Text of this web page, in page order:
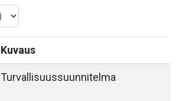
Kuvaus
Turvallisuussuunnitelma